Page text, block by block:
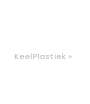
Volgend
KeelPlastiek »